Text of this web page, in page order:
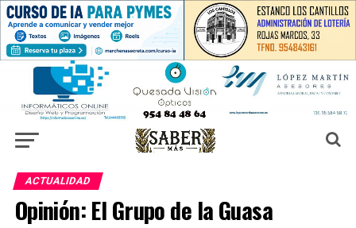
ACTUALIDAD
Opinión: El Grupo de la Guasa